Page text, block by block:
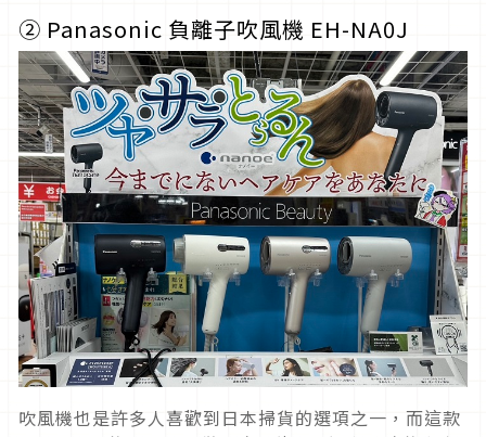
② Panasonic 負離子吹風機 EH-NA0J
吹風機也是許多人喜歡到日本掃貨的選項之一，而這款